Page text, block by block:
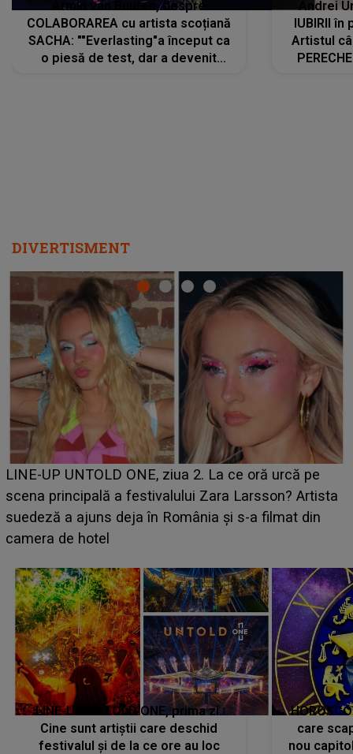
Armin van Buuren, despre
COLABORAREA cu artista scoțiană
SACHA: ""Everlasting"a început ca
o piesă de test, dar a devenit
Andrei
IUBIRII în
Artistul
DIVERTISMENT
Ce a dezvăluit noua concurentă din "Casa Iubirii" l-a
luat prin surprindere pe Emanuel. CINE ESTE
BĂIATUL VIZAT de Alexandra?! Aflându-se în fața
faptului împlinit, A RECUNOSCUT IMEDIAT: "Am
LINE-UP UNTOLD ONE, prima zi.
Cine sunt artiștii care deschid
festivalul și de la ce ore au loc
care
nou